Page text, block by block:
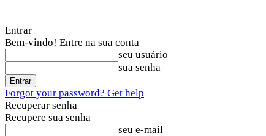
Entrar
Bem-vindo! Entre na sua conta
seu usuário
sua senha
Forgot your password? Get help
Recuperar senha
Recupere sua senha
seu e-mail